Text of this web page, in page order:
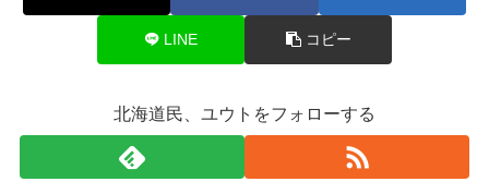
LINE コピー
北海道民、ユウトをフォローする